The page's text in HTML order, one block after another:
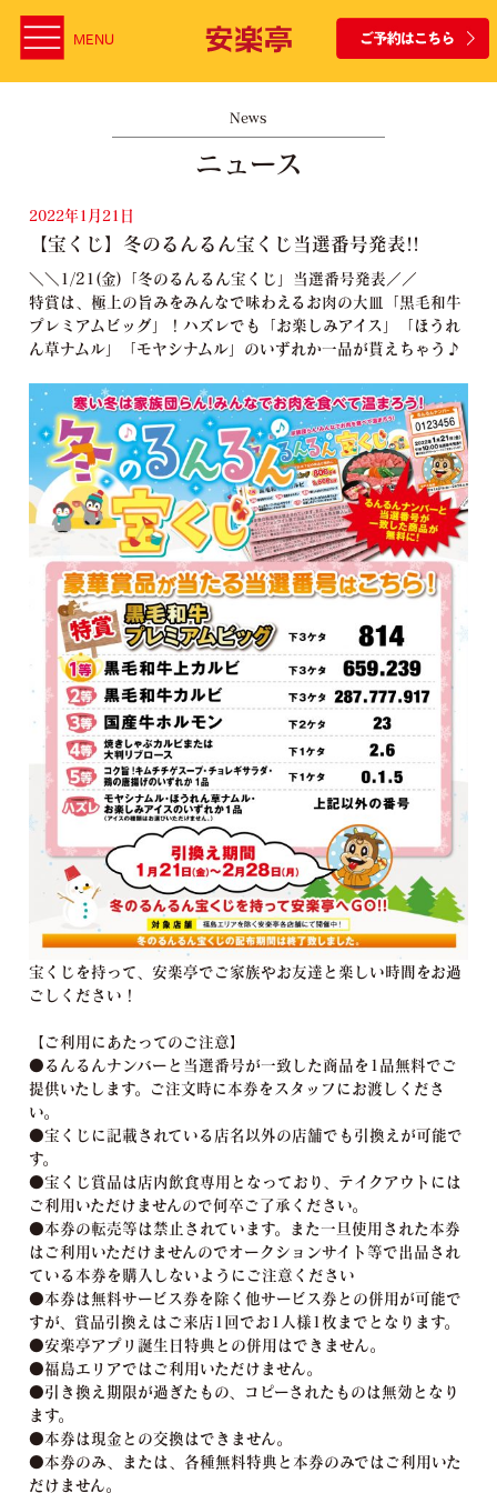
MENU
News
ニュース
2022年1月21日
【宝くじ】冬のるんるん宝くじ当選番号発表!!
＼＼1/21(金)「冬のるんるん宝くじ」当選番号発表／／
特賞は、極上の旨みをみんなで味わえるお肉の大皿「黒毛和牛
プレミアムビッグ」！ハズレでも「お楽しみアイス」「ほうれ
ん草ナムル」「モヤシナムル」のいずれか一品が貰えちゃう♪
宝くじを持って、安楽亭でご家族やお友達と楽しい時間をお過
ごしください！
【ご利用にあたってのご注意】
●るんるんナンバーと当選番号が一致した商品を1品無料でご
提供いたします。ご注文時に本券をスタッフにお渡しくださ
い。
●宝くじに記載されている店名以外の店舗でも引換えが可能で
す。
●宝くじ賞品は店内飲食専用となっており、テイクアウトには
ご利用いただけませんので何卒ご了承ください。
●本券の転売等は禁止されています。また一旦使用された本券
はご利用いただけませんのでオークションサイト等で出品され
ている本券を購入しないようにご注意ください
●本券は無料サービス券を除く他サービス券との併用が可能で
すが、賞品引換えはご来店1回でお1人様1枚までとなります。
●安楽亭アプリ誕生日特典との併用はできません。
●福島エリアではご利用いただけません。
●引き換え期限が過ぎたもの、コピーされたものは無効となり
ます。
●本券は現金との交換はできません。
●本券のみ、または、各種無料特典と本券のみではご利用いた
だけません。